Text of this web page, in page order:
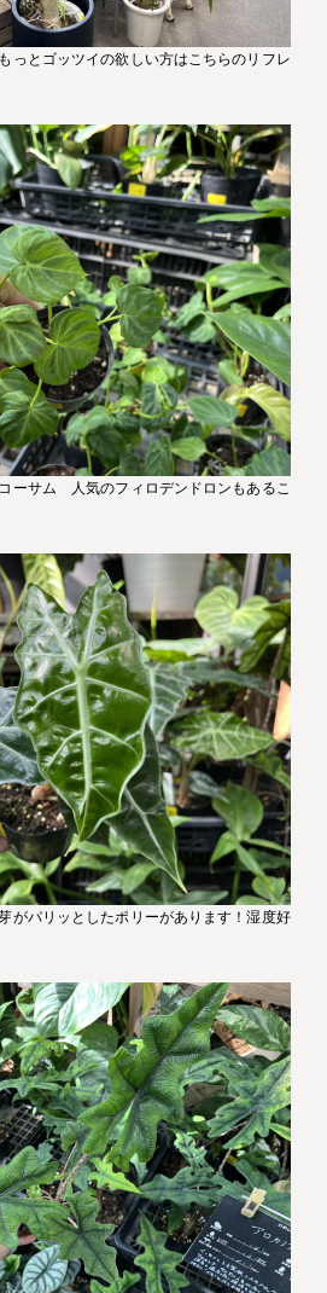
とゴッツイの欲しい方はこちらのリフレ
ーサム 人気のフィロデンドロンもあるこ
パリッとしたポリーがあります！湿度好